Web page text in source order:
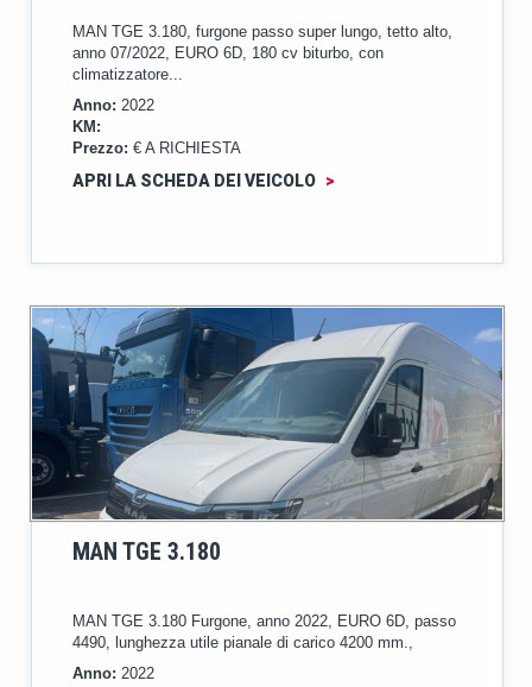
MAN TGE 3.180, furgone passo super lungo, tetto alto,
anno 07/2022, EURO 6D, 180 cv biturbo, con
climatizzatore...
Anno: 2022
KM:
Prezzo: € A RICHIESTA
APRI LA SCHEDA DEI VEICOLO >
MAN TGE 3.180
MAN TGE 3.180 Furgone, anno 2022, EURO 6D, passo
4490, lunghezza utile pianale di carico 4200 mm.,
Anno: 2022